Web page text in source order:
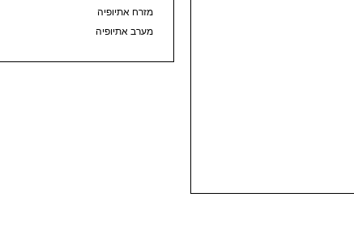
מזרח אתיופיה
מערב אתיופיה